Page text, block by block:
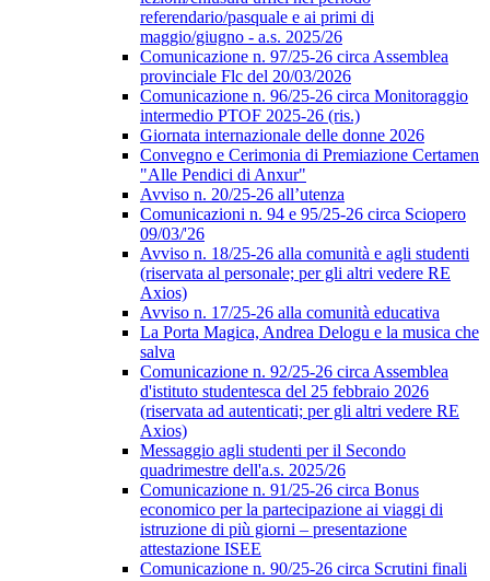
referendario/pasquale e ai primi di
maggio/giugno - a.s. 2025/26
Comunicazione n. 97/25-26 circa Assemblea
provinciale Flc del 20/03/2026
Comunicazione n. 96/25-26 circa Monitoraggio
intermedio PTOF 2025-26 (ris.)
Giornata internazionale delle donne 2026
Convegno e Cerimonia di Premiazione Certamen
"Alle Pendici di Anxur"
Avviso n. 20/25-26 all’utenza
Comunicazioni n. 94 e 95/25-26 circa Sciopero
09/03/'26
Avviso n. 18/25-26 alla comunità e agli studenti
(riservata al personale; per gli altri vedere RE
Axios)
Avviso n. 17/25-26 alla comunità educativa
La Porta Magica, Andrea Delogu e la musica che
salva
Comunicazione n. 92/25-26 circa Assemblea
d'istituto studentesca del 25 febbraio 2026
(riservata ad autenticati; per gli altri vedere RE
Axios)
Messaggio agli studenti per il Secondo
quadrimestre dell'a.s. 2025/26
Comunicazione n. 91/25-26 circa Bonus
economico per la partecipazione ai viaggi di
istruzione di più giorni – presentazione
attestazione ISEE
Comunicazione n. 90/25-26 circa Scrutini finali